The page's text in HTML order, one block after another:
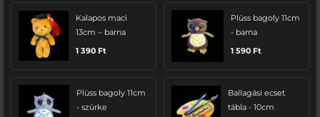
Kalapos maci
13cm – barna
1 390 Ft
Plüss bagoly 11cm
- barna
1 590 Ft
Plüss bagoly 11cm
- szürke
Ballagási ecset
tábla - 10cm